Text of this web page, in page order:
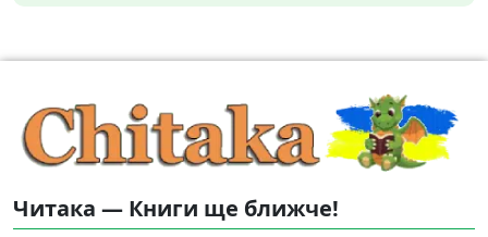
Читака — Книги ще ближче!